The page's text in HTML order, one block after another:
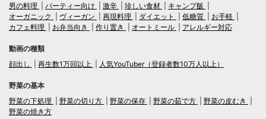
男の料理
パーティー向け 激辛 珍しい食材
キャンプ飯
オーガニック
ヴィーガン 再現料理 ダイエット 低糖質
お手軽
カフェ料理
お弁当向き 作り置き オートミール アレルギー対応
動画の種類
顔出し
再生数1万回以上 人気YouTuber（登録者数10万人以上）
野菜の基本
野菜の下処理
野菜の切り方 野菜の保存 野菜の茹で方
野菜の皮むき
野菜の焼き方